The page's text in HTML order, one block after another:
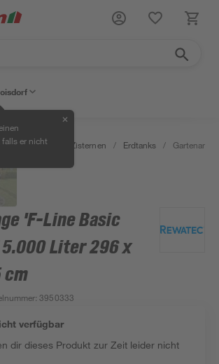
, falls er nicht
✕
/ Erdtanks & Zisternen / Erdtanks /
'F-Line Basic
Liter 296 x
cm
:3950333
verfügbar
dir dieses Produkt zur Zeit leider nicht